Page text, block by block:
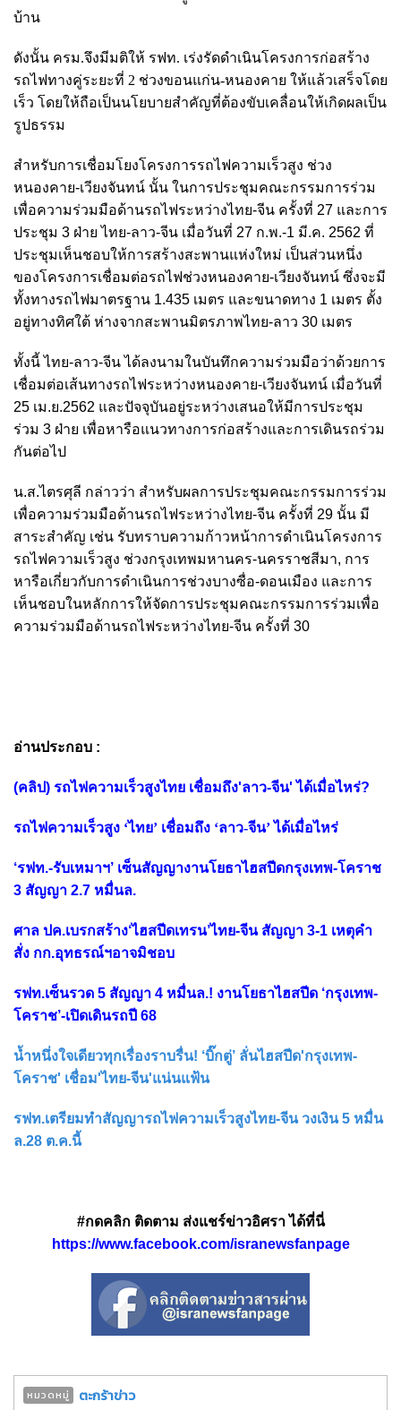
บ้าน
ดังนั้น ครม.จึงมีมติให้ รฟท. เร่งรัดดำเนินโครงการก่อสร้าง
รถไฟทางคู่ระยะที่ 2 ช่วงขอนแก่น-หนองคาย ให้แล้วเสร็จโดย
เร็ว โดยให้ถือเป็นนโยบายสำคัญที่ต้องขับเคลื่อนให้เกิดผลเป็น
รูปธรรม
สำหรับการเชื่อมโยงโครงการรถไฟความเร็วสูง ช่วง
หนองคาย-เวียงจันทน์ นั้น ในการประชุมคณะกรรมการร่วม
เพื่อความร่วมมือด้านรถไฟระหว่างไทย-จีน ครั้งที่ 27 และการ
ประชุม 3 ฝ่าย ไทย-ลาว-จีน เมื่อวันที่ 27 ก.พ.-1 มี.ค. 2562 ที่
ประชุมเห็นชอบให้การสร้างสะพานแห่งใหม่ เป็นส่วนหนึ่ง
ของโครงการเชื่อมต่อรถไฟช่วงหนองคาย-เวียงจันทน์ ซึ่งจะมี
ทั้งทางรถไฟมาตรฐาน 1.435 เมตร และขนาดทาง 1 เมตร ตั้ง
อยู่ทางทิศใต้ ห่างจากสะพานมิตรภาพไทย-ลาว 30 เมตร
ทั้งนี้ ไทย-ลาว-จีน ได้ลงนามในบันทึกความร่วมมือว่าด้วยการ
เชื่อมต่อเส้นทางรถไฟระหว่างหนองคาย-เวียงจันทน์ เมื่อวันที่
25 เม.ย.2562 และปัจจุบันอยู่ระหว่างเสนอให้มีการประชุม
ร่วม 3 ฝ่าย เพื่อหารือแนวทางการก่อสร้างและการเดินรถร่วม
กันต่อไป
น.ส.ไตรศุลี กล่าวว่า สำหรับผลการประชุมคณะกรรมการร่วม
เพื่อความร่วมมือด้านรถไฟระหว่างไทย-จีน ครั้งที่ 29 นั้น มี
สาระสำคัญ เช่น รับทราบความก้าวหน้าการดำเนินโครงการ
รถไฟความเร็วสูง ช่วงกรุงเทพมหานคร-นครราชสีมา, การ
หารือเกี่ยวกับการดำเนินการช่วงบางซื่อ-ดอนเมือง และการ
เห็นชอบในหลักการให้จัดการประชุมคณะกรรมการร่วมเพื่อ
ความร่วมมือด้านรถไฟระหว่างไทย-จีน ครั้งที่ 30
อ่านประกอบ :
(คลิป) รถไฟความเร็วสูงไทย เชื่อมถึง'ลาว-จีน' ได้เมื่อไหร่?
รถไฟความเร็วสูง ‘ไทย’ เชื่อมถึง ‘ลาว-จีน’ ได้เมื่อไหร่
‘รฟท.-รับเหมาฯ’ เซ็นสัญญางานโยธาไฮสปีดกรุงเทพ-โคราช
3 สัญญา 2.7 หมื่นล.
ศาล ปค.เบรกสร้าง‘ไฮสปีดเทรน’ไทย-จีน สัญญา 3-1 เหตุคำ
สั่ง กก.อุทธรณ์ฯอาจมิชอบ
รฟท.เซ็นรวด 5 สัญญา 4 หมื่นล.! งานโยธาไฮสปีด ‘กรุงเทพ-
โคราช’-เปิดเดินรถปี 68
น้ำหนึ่งใจเดียวทุกเรื่องราบรื่น! ‘บิ๊กตู่’ ลั่นไฮสปีด'กรุงเทพ-
โคราช' เชื่อม'ไทย-จีน'แน่นแฟ้น
รฟท.เตรียมทำสัญญารถไฟความเร็วสูงไทย-จีน วงเงิน 5 หมื่น
ล.28 ต.ค.นี้
#กดคลิก ติดตาม ส่งแชร์ข่าวอิศรา ได้ที่นี่
https://www.facebook.com/isranewsfanpage
หมวดหมู่ ตะกร้าข่าว